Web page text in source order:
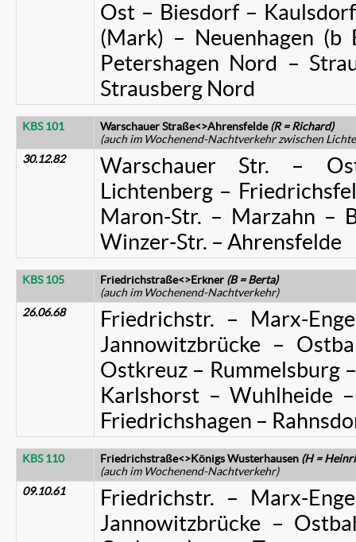
Ost – Biesdorf –
(Mark) – Neuenhagen
Petershagen Nord –
Strausberg Nord
KBS 101 Warschauer Straße<>Ahrensfelde(R = Richard)
(auch im Wochenend-Nachtverkehr zwischen
30.12.82
Warschauer Str. –
Lichtenberg –
Maron-Str. – Marzahn –
Winzer-Str. – Ahrensfelde
KBS 105 Friedrichstraße<>Erkner (B = Berta)
(auch im Wochenend-Nachtverkehr)
26.06.68
Friedrichstr. – Marx-
Jannowitzbrücke –
Ostkreuz – Rummelsburg
Karlshorst – Wuhlheide
Friedrichshagen –
KBS 110 Friedrichstraße<>Königs Wusterhausen (H =
(auch im Wochenend-Nachtverkehr)
09.10.61
Friedrichstr. – Marx-
Jannowitzbrücke –